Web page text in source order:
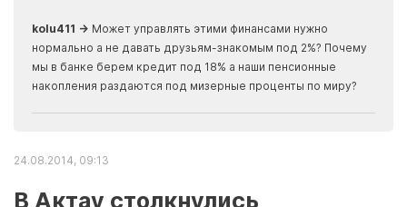
kolu411 → Может управлять этими финансами нужно
нормально а не давать друзьям-знакомым под 2%? Почему
мы в банке берем кредит под 18% а наши пенсионные
накопления раздаются под мизерные проценты по миру?
24.08.2014, 09:13
В Актау столкнулись